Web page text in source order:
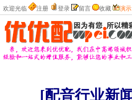
欢迎光临 注册 登录 留言 收藏 演示
[配音行业新